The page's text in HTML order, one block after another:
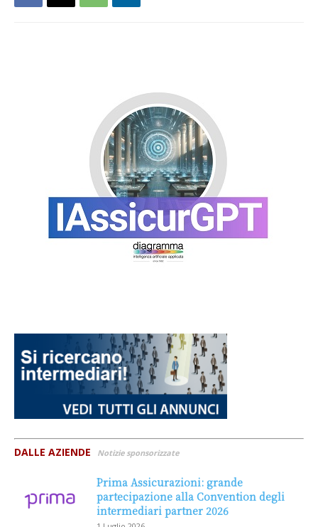
DALLE AZIENDE Notizie sponsorizzate
Prima Assicurazioni: grande
partecipazione alla Convention degli
intermediari partner 2026